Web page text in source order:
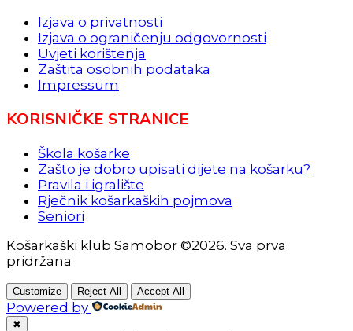
Izjava o privatnosti
Izjava o ograničenju odgovornosti
Uvjeti korištenja
Zaštita osobnih podataka
Impressum
KORISNIČKE STRANICE
Škola košarke
Zašto je dobro upisati dijete na košarku?
Pravila i igralište
Rječnik košarkaških pojmova
Seniori
Košarkaški klub Samobor ©2026. Sva prva
pridržana
Customize Reject All Accept All
Powered by
✖